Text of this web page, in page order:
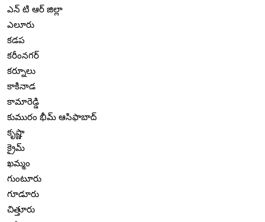
ఎన్ టి ఆర్ జిల్లా
ఎలూరు
కడప
కరీంనగర్
కర్నూలు
కాకినాడ
కామారెడ్డి
కుమురం భీమ్ ఆసిఫాబాద్
కృష్ణా
క్రైమ్
ఖమ్మం
గుంటూరు
గూడూరు
చిత్తూరు